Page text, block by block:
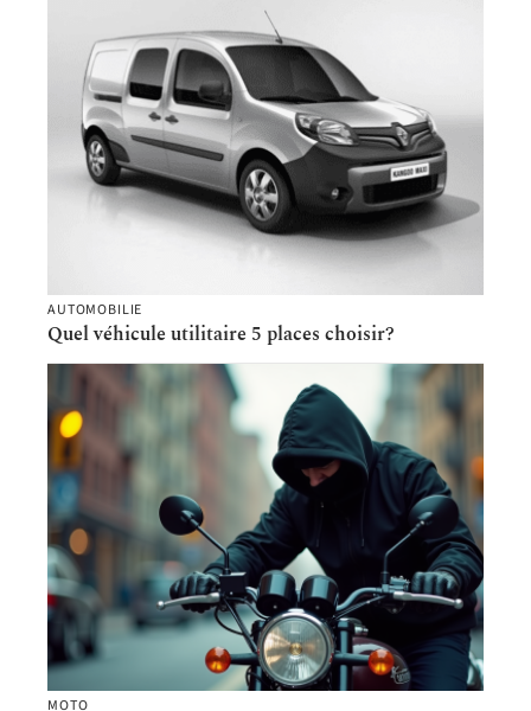
AUTOMOBILIE
Quel véhicule utilitaire 5 places choisir?
MOTO